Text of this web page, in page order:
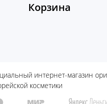
Корзина
интернет-магазин
косметики